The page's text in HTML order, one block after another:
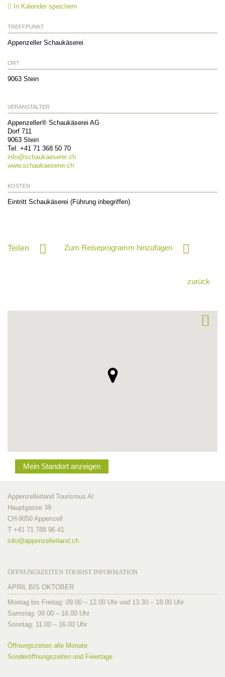
In Kalender speichern
TREFFPUNKT
Appenzeller Schaukäserei
ORT
9063 Stein
VERANSTALTER
Appenzeller® Schaukäserei AG
Dorf 711
9063 Stein
Tel. +41 71 368 50 70
info@schaukaeserei.ch
www.schaukaeserei.ch
KOSTEN
Eintritt Schaukäserei (Führung inbegriffen)
Teilen Zum Reiseprogramm hinzufügen
zurück
Mein Standort anzeigen
Appenzellerland Tourismus AI
Hauptgasse 38
CH-9050 Appenzell
T +41 71 788 96 41
info@appenzellerland.ch
ÖFFNUNGSZEITEN TOURIST INFORMATION
APRIL BIS OKTOBER
Montag bis Freitag: 09.00 – 12.00 Uhr und 13.30 – 18.00 Uhr
Samstag: 09.00 – 16.00 Uhr
Sonntag: 11.00 – 16.00 Uhr
Öffnungszeiten alle Monate
Sonderöffnungszeiten und Feiertage